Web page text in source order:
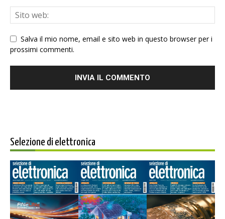
Salva il mio nome, email e sito web in questo browser per i
prossimi commenti.
Selezione di elettronica